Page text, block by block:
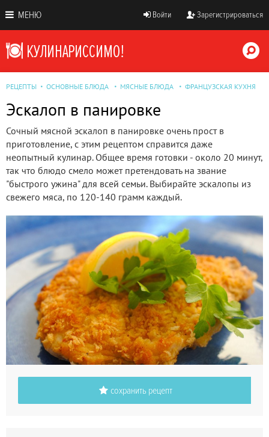
МЕНЮ Войти Зарегистрироваться
РЕЦЕПТЫ ОСНОВНЫЕ БЛЮДА МЯСНЫЕ БЛЮДА ФРАНЦУЗСКАЯ КУХНЯ
Эскалоп в панировке
Сочный мясной эскалоп в панировке очень прост в
приготовление, с этим рецептом справится даже
неопытный кулинар. Общее время готовки - около 20 минут,
так что блюдо смело может претендовать на звание
"быстрого ужина" для всей семьи. Выбирайте эскалопы из
свежего мяса, по 120-140 грамм каждый.
сохранить рецепт